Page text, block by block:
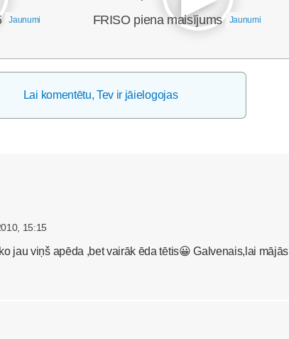
Jaunumi FRISO piena maisījums Jaunumi
Lai komentētu, Tev ir jāielogojas
15:15
jau viņš apēda ,bet vairāk ēda tētis😀 Galvenais,lai mājās